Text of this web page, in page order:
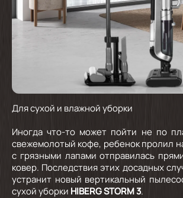
Для сухой и влажной уборки
Иногда что-то может пойти не по
свежемолотый кофе, ребенок пролил
с грязными лапами отправилась
ковер. Последствия этих досадных
устранит новый вертикальный
сухой уборки HIBERG STORM 3.